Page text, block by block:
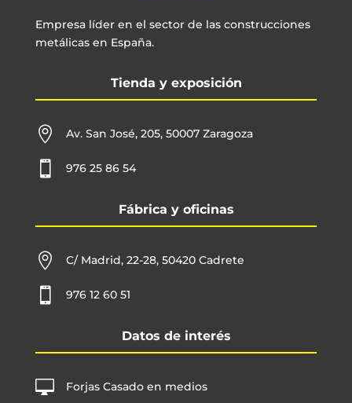
Empresa líder en el sector de las construcciones
metálicas en España.
Tienda y exposición
 Av. San José, 205, 50007 Zaragoza
 976 25 86 54
Fábrica y oficinas
 C/ Madrid, 22-28, 50420 Cadrete
 976 12 60 51
Datos de interés
 Forjas Casado en medios